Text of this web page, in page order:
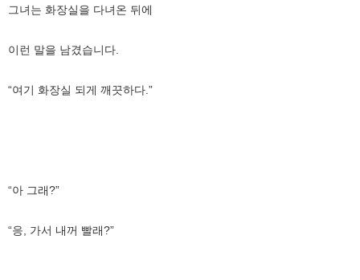
그녀는 화장실을 다녀온 뒤에
이런 말을 남겼습니다.
“여기 화장실 되게 깨끗하다.”
“아 그래?”
“응, 가서 내꺼 빨래?”